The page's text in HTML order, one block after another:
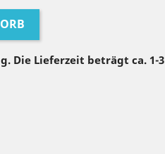
Die Lieferzeit beträgt ca. 1-3